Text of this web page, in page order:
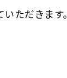
ただきます。